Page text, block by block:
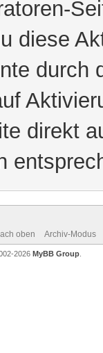
diese
durch
direkt
oben Archiv-Modus
2026 MyBB Group